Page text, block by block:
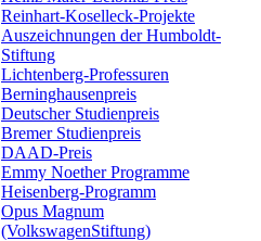
Reinhart-Koselleck-Projekte
Auszeichnungen der Humboldt-
Stiftung
Lichtenberg-Professuren
Berninghausenpreis
Deutscher Studienpreis
Bremer Studienpreis
DAAD-Preis
Emmy Noether Programme
Heisenberg-Programm
Opus Magnum
(VolkswagenStiftung)